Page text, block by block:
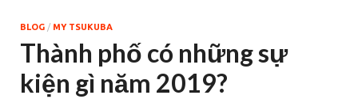
BLOG / MY TSUKUBA
Thành phố có những sự
kiện gì năm 2019?